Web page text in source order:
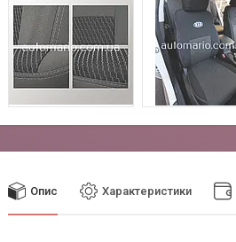
Опис Характеристики